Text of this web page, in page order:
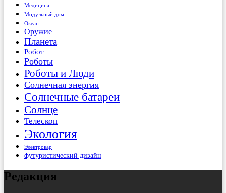
Медицина
Модульный дом
Океан
Оружие
Планета
Робот
Роботы
Роботы и Люди
Солнечная энергия
Солнечные батареи
Солнце
Телескоп
Экология
Электрокар
футуристический дизайн
Редакция